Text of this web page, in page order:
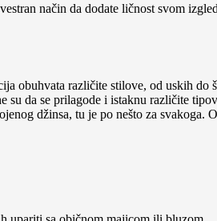
način da dodate ličnost svom
obuhvata različite stilove, od uskih
da se prilagode i istaknu različite
džinsa, tu je po nešto za